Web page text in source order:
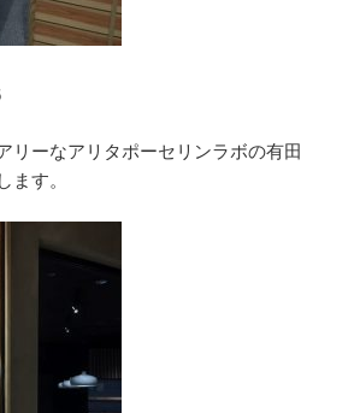
リーなアリタポーセリンラボの有田
ます。